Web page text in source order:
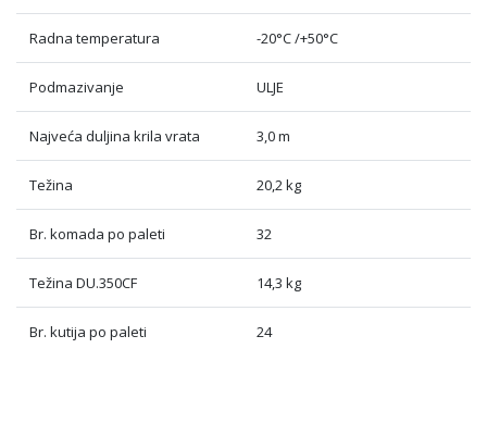
Radna temperatura -20°C /+50°C
Podmazivanje ULJE
Najveća duljina krila vrata 3,0 m
Težina 20,2 kg
Br. komada po paleti 32
Težina DU.350CF 14,3 kg
Br. kutija po paleti 24